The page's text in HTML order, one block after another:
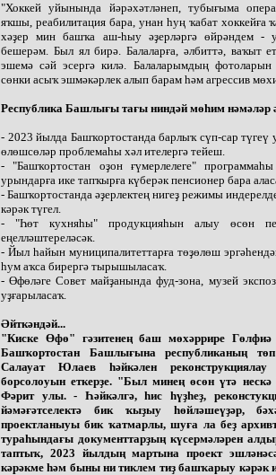
"Хоккей уйынында йәрәхәтләнеп, тубығыма
яҡшы, реабилитация бара, унан һуң ҡабат хоккейға
хәҙер мин башҡа аш-һыу әҙерләргә өйрәндем -
бешерәм. Был ял бирә. Балаларға, әлбиттә, ваҡыт
эшемә сәй эсергә килә. Балаларымдың фотоларын
сөнки асыҡ эшмәкәрлек алып барам һәм агрессив
Республика Башлығы тағы ниндәй мөһим нәмәләр
- 2023 йылда Башҡортостанда барлыҡ сүп-сар түгеү
өлөшсөләр проблемаһы хәл ителергә тейеш.
- "Башҡортостан оҙон ғүмерлелеге"
урындарға ике тапҡырға күберәк пенсионер бара
- Башҡортостанда әҙерлектең нигеҙ режимы
кәрәк түгел.
- "Һөт кухняһы" продукцияһын алыу өсөн
еңелләштереләсәк.
- Йыл һайын муниципалитеттарға төҙөлөш
һум аҡса бирергә тырышыласаҡ.
- Өфөләге Совет майҙанында фуд-зона, музей
уҙғарыласаҡ.
Әйткәндәй...
"Киске Өфө" гәзитенең баш мөхәррире Гөлфиә
Башҡортостан Башлығына республиканың
Салауат Юлаев һәйкәлен
борсолоуын еткерҙе. "Был минең өсөн үтә
Фәрит улы. - Һәйкәлгә, һис һүҙһеҙ,
йәмәғәтселектә бик ҡыҙыу һөйләшеүҙәр,
проектланыуы бик ҡатмарлы, шуға ла беҙ
тураһындағы документтарҙың күсермәләрен
таптыҡ, 2023 йылдың мартына проект
кәрәкме һәм быны ни тиклем тиҙ башҡарыу кәрәк